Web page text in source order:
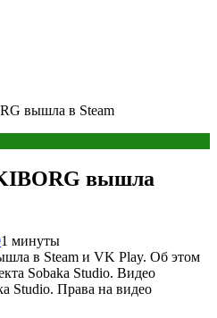
вышла в Steam
вышла
1 минуты
в Steam и VK Play. Об этом
Sobaka Studio. Видео
Studio. Права на видео